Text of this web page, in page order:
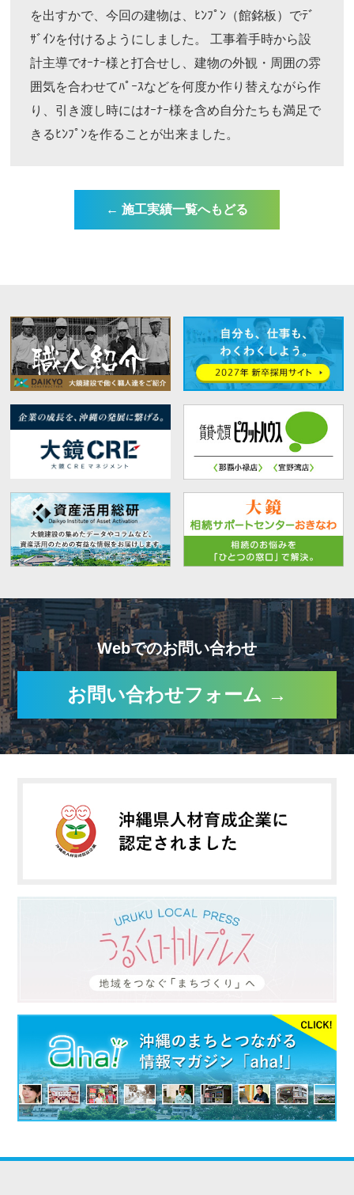
を出すかで、今回の建物は、ﾋﾝﾌﾟﾝ（館銘板）でﾃﾞ
ｻﾞｲﾝを付けるようにしました。 工事着手時から設
計主導でｵｰﾅｰ様と打合せし、建物の外観・周囲の雰
囲気を合わせてﾊﾟｰｽなどを何度か作り替えながら作
り、引き渡し時にはｵｰﾅｰ様を含め自分たちも満足で
きるﾋﾝﾌﾟﾝを作ることが出来ました。
← 施工実績一覧へもどる
Webでのお問い合わせ
お問い合わせフォーム →